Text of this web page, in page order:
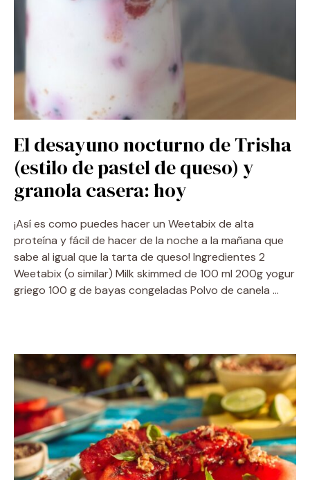
El desayuno nocturno de Trisha
(estilo de pastel de queso) y
granola casera: hoy
¡Así es como puedes hacer un Weetabix de alta
proteína y fácil de hacer de la noche a la mañana que
sabe al igual que la tarta de queso! Ingredientes 2
Weetabix (o similar) Milk skimmed de 100 ml 200g yogur
griego 100 g de bayas congeladas Polvo de canela …